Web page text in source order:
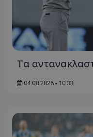
Τα
04.08.2026 - 10:33